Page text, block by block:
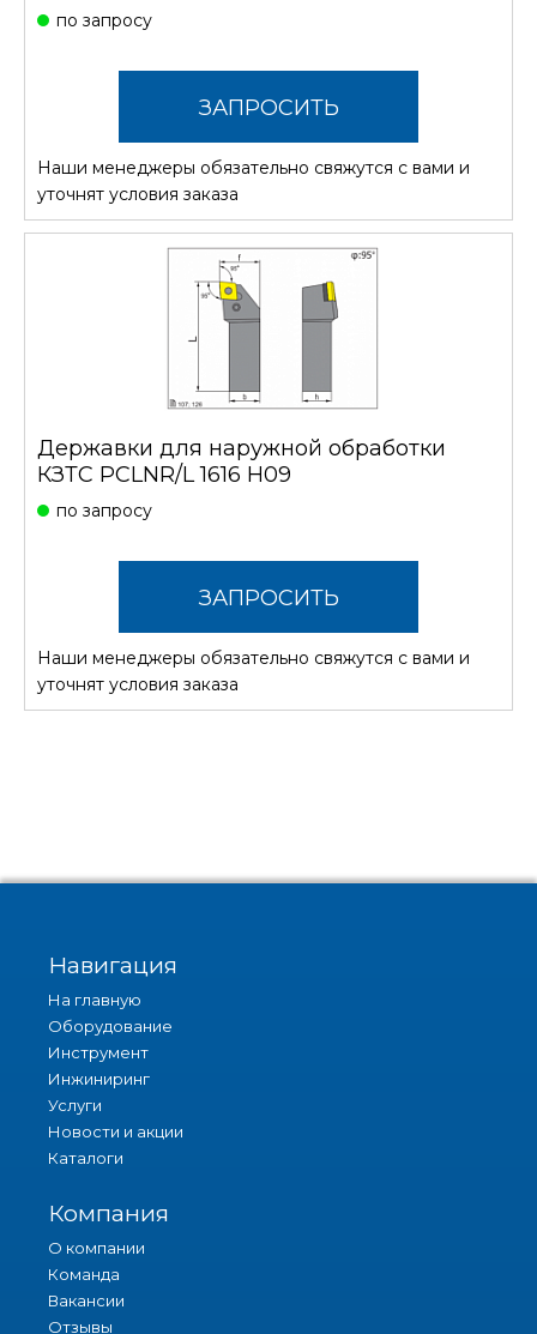
по запросу
ЗАПРОСИТЬ
СТОИМОСТЬ
Наши менеджеры обязательно свяжутся с вами и
уточнят условия заказа
Державки для наружной обработки
КЗТС PCLNR/L 1616 H09
по запросу
ЗАПРОСИТЬ
СТОИМОСТЬ
Наши менеджеры обязательно свяжутся с вами и
уточнят условия заказа
Навигация
На главную
Оборудование
Инструмент
Инжиниринг
Услуги
Новости и акции
Каталоги
Компания
О компании
Команда
Вакансии
Отзывы